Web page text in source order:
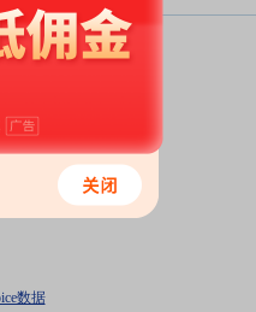
数据